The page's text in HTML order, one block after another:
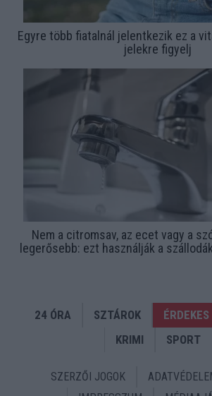
Egyre több fiatalnál jelentkezik ez a
jelekre figyelj
Nem a citromsav, az ecet vagy a
legerősebb: ezt használják a
24 ÓRA SZTÁROK ÉRDEKES
KRIMI
SPORT
SZERZŐI JOGOK